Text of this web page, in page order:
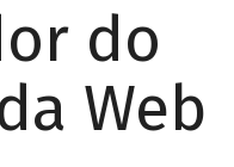
do
Web